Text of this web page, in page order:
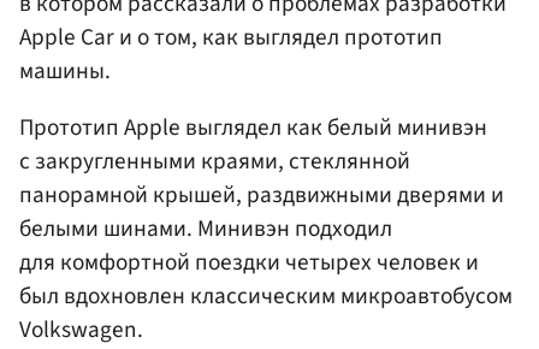
Apple Car и о том, как выглядел прототип
машины.
Прототип Apple выглядел как белый минивэн
с закругленными краями, стеклянной
панорамной крышей, раздвижными дверями и
белыми шинами. Минивэн подходил
для комфортной поездки четырех человек и
был вдохновлен классическим микроавтобусом
Volkswagen.